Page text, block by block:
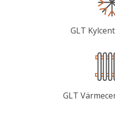
GLT
GLT